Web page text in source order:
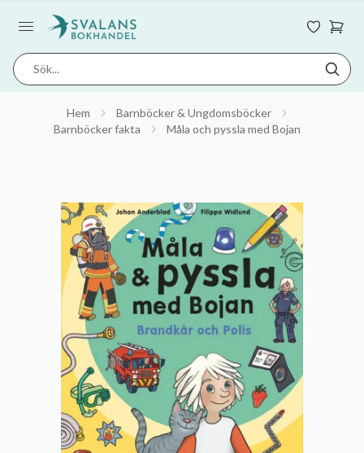
Hem
Barnböcker & Ungdomsböcker
Barnböcker fakta
Måla och pyssla med Bojan